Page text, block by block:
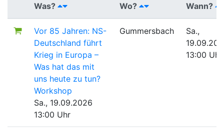
Was? Wo? Wann?
Vor 85 Jahren: NS-
Deutschland führt
Krieg in Europa –
Was hat das mit
uns heute zu tun?
Workshop
Sa., 19.09.2026
13:00 Uhr
Gummersbach
Sa.,
13:00 Uhr